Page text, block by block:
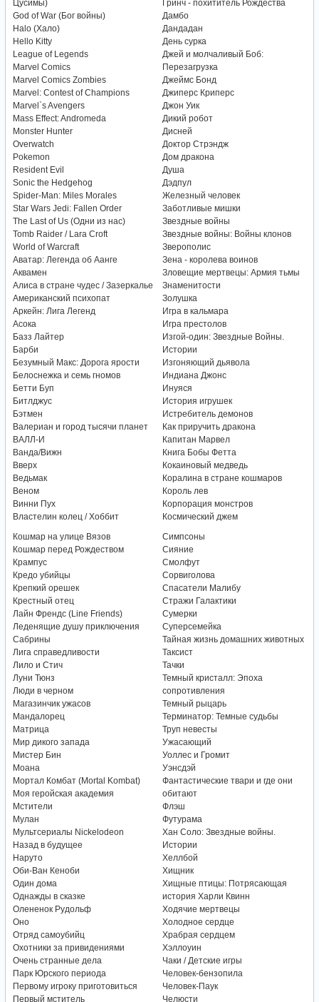
Цусимы)
God of War (Бог войны)
Halo (Хало)
Hello Kitty
League of Legends
Marvel Comics
Marvel Comics Zombies
Marvel: Contest of Champions
Marvel`s Avengers
Mass Effect: Andromeda
Monster Hunter
Overwatch
Pokemon
Resident Evil
Sonic the Hedgehog
Spider-Man: Miles Morales
Star Wars Jedi: Fallen Order
The Last of Us (Одни из нас)
Tomb Raider / Lara Croft
World of Warcraft
Аватар: Легенда об Аанге
Аквамен
Алиса в стране чудес / Зазеркалье
Американский психопат
Аркейн: Лига Легенд
Асока
Базз Лайтер
Барби
Безумный Макс: Дорога ярости
Белоснежка и семь гномов
Бетти Буп
Битлджус
Бэтмен
Валериан и город тысячи планет
ВАЛЛ-И
Ванда/Вижн
Вверх
Ведьмак
Веном
Винни Пух
Властелин колец / Хоббит
Гринч - похититель Рождества
Дамбо
Дандадан
День сурка
Джей и молчаливый Боб:
Перезагрузка
Джеймс Бонд
Джиперс Криперс
Джон Уик
Дикий робот
Дисней
Доктор Стрэндж
Дом дракона
Душа
Дэдпул
Железный человек
Заботливые мишки
Звездные войны
Звездные войны: Войны клонов
Зверополис
Зена - королева воинов
Зловещие мертвецы: Армия тьмы
Знаменитости
Золушка
Игра в кальмара
Игра престолов
Изгой-один: Звездные Войны.
Истории
Изгоняющий дьявола
Индиана Джонс
Инуяся
История игрушек
Истребитель демонов
Как приручить дракона
Капитан Марвел
Книга Бобы Фетта
Кокаиновый медведь
Коралина в стране кошмаров
Король лев
Корпорация монстров
Космический джем
Кошмар на улице Вязов
Кошмар перед Рождеством
Крампус
Кредо убийцы
Крепкий орешек
Крестный отец
Лайн Френдс (Line Friends)
Леденящие душу приключения
Сабрины
Лига справедливости
Лило и Стич
Луни Тюнз
Люди в черном
Магазинчик ужасов
Мандалорец
Матрица
Мир дикого запада
Мистер Бин
Моана
Мортал Комбат (Mortal Kombat)
Моя геройская академия
Мстители
Мулан
Мультсериалы Nickelodeon
Назад в будущее
Наруто
Оби-Ван Кеноби
Один дома
Однажды в сказке
Олененок Рудольф
Оно
Отряд самоубийц
Охотники за привидениями
Очень странные дела
Парк Юрского периода
Первому игроку приготовиться
Первый мститель
Симпсоны
Сияние
Смолфут
Сорвиголова
Спасатели Малибу
Стражи Галактики
Сумерки
Суперсемейка
Тайная жизнь домашних животных
Таксист
Тачки
Темный кристалл: Эпоха
сопротивления
Темный рыцарь
Терминатор: Темные судьбы
Труп невесты
Ужасающий
Уоллес и Громит
Уэнсдэй
Фантастические твари и где они
обитают
Флэш
Футурама
Хан Соло: Звездные войны.
Истории
Хеллбой
Хищник
Хищные птицы: Потрясающая
история Харли Квинн
Ходячие мертвецы
Холодное сердце
Храбрая сердцем
Хэллоуин
Чаки / Детские игры
Человек-бензопила
Человек-Паук
Челюсти